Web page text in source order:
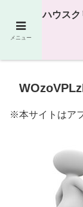
25年以上の現場
※本サイトはア
メニュー
ハウス